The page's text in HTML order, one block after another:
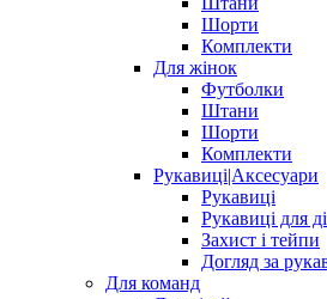
Шорти
Комплекти
Для жінок
Футболки
Штани
Шорти
Комплекти
Рукавиці|Аксесуари
Рукавиці
Рукавиці для
Захист і тейпи
Догляд за
Для команд